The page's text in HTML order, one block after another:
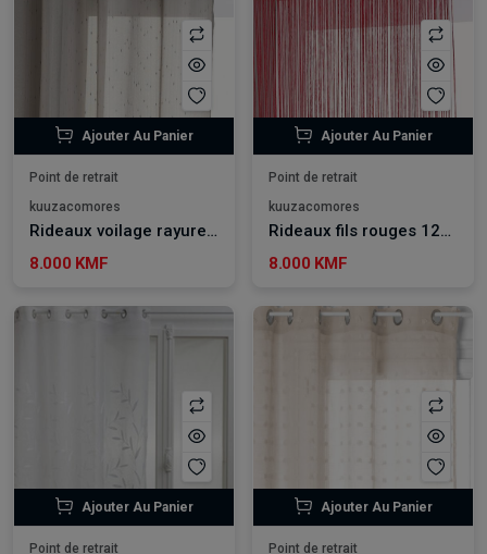
Ajouter Au Panier
Point de retrait
kuuzacomores
Rideaux voilage rayures grises 140*240 cm
8.000 KMF
Ajouter Au Panier
Point de retrait
kuuzacomores
Rideaux fils rouges 120*240 cm
8.000 KMF
Ajouter Au Panier
Point de retrait
Ajouter Au Panier
Point de retrait